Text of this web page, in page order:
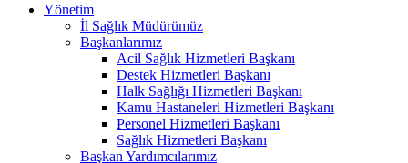
Yönetim
İl Sağlık Müdürümüz
Başkanlarımız
Acil Sağlık Hizmetleri Başkanı
Destek Hizmetleri Başkanı
Halk Sağlığı Hizmetleri Başkanı
Kamu Hastaneleri Hizmetleri Başkanı
Personel Hizmetleri Başkanı
Sağlık Hizmetleri Başkanı
Başkan Yardımcılarımız